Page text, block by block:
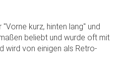
kurz, hinten lang" und
beliebt und wurde oft mit
wird von einigen als Retro-